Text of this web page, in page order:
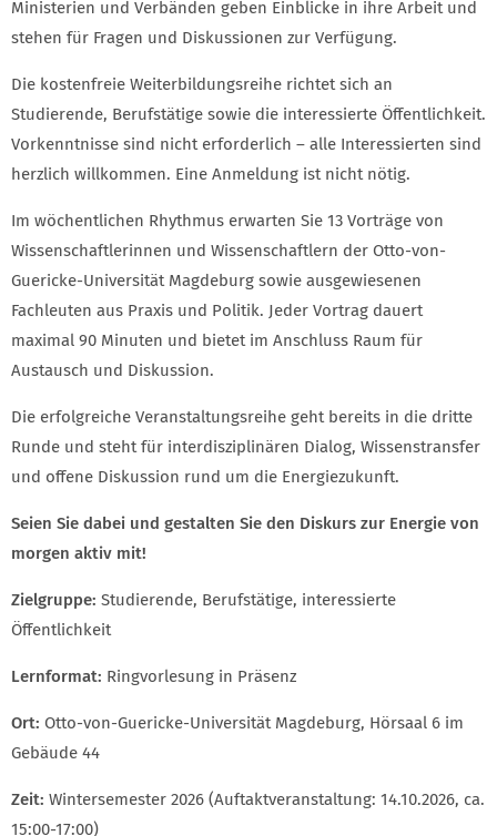
Ministerien und Verbänden geben Einblicke in ihre Arbeit und
stehen für Fragen und Diskussionen zur Verfügung.
Die kostenfreie Weiterbildungsreihe richtet sich an
Studierende, Berufstätige sowie die interessierte Öffentlichkeit.
Vorkenntnisse sind nicht erforderlich – alle Interessierten sind
herzlich willkommen. Eine Anmeldung ist nicht nötig.
Im wöchentlichen Rhythmus erwarten Sie 13 Vorträge von
Wissenschaftlerinnen und Wissenschaftlern der Otto-von-
Guericke-Universität Magdeburg sowie ausgewiesenen
Fachleuten aus Praxis und Politik. Jeder Vortrag dauert
maximal 90 Minuten und bietet im Anschluss Raum für
Austausch und Diskussion.
Die erfolgreiche Veranstaltungsreihe geht bereits in die dritte
Runde und steht für interdisziplinären Dialog, Wissenstransfer
und offene Diskussion rund um die Energiezukunft.
Seien Sie dabei und gestalten Sie den Diskurs zur Energie von
morgen aktiv mit!
Zielgruppe: Studierende, Berufstätige, interessierte
Öffentlichkeit
Lernformat: Ringvorlesung in Präsenz
Ort: Otto-von-Guericke-Universität Magdeburg, Hörsaal 6 im
Gebäude 44
Zeit: Wintersemester 2026 (Auftaktveranstaltung: 14.10.2026, ca.
15:00-17:00)